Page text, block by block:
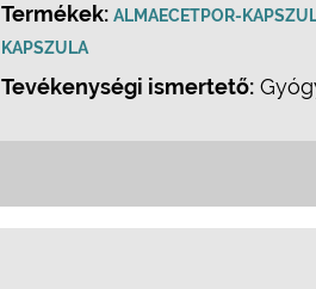
Termékek: ALMAECETPOR-
KAPSZULA
Tevékenységi ismertető: